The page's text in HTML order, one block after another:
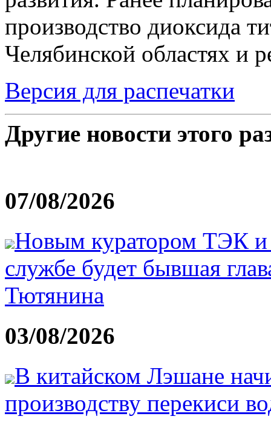
производство диоксида
Челябинской областях и
Версия для распечатки
Другие новости этого
07/08/2026
Новым куратором ТЭК и
службе будет бывшая
Тютянина
03/08/2026
В китайском Лэшане
производству перекиси